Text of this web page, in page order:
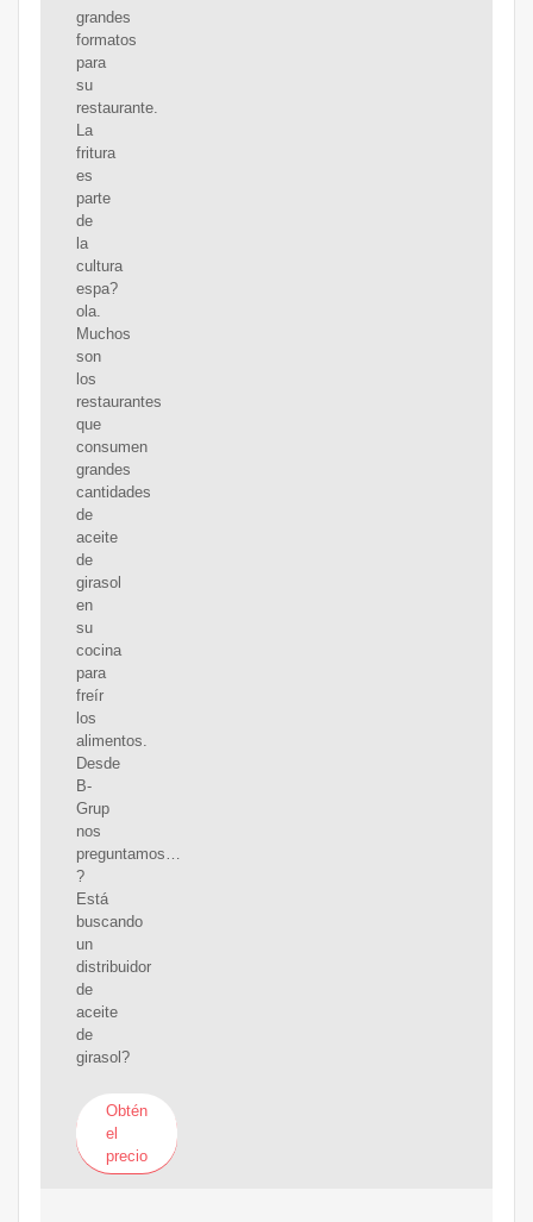
grandes
formatos
para
su
restaurante.
La
fritura
es
parte
de
la
cultura
espa?
ola.
Muchos
son
los
restaurantes
que
consumen
grandes
cantidades
de
aceite
de
girasol
en
su
cocina
para
freír
los
alimentos.
Desde
B-
Grup
nos
preguntamos…
?
Está
buscando
un
distribuidor
de
aceite
de
girasol?
Obtén
el
precio